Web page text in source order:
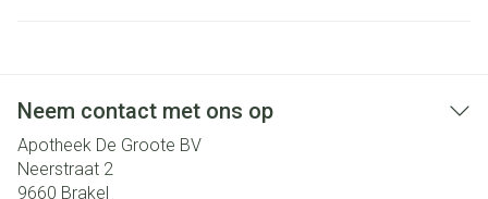
Neem contact met ons op
Apotheek De Groote BV
Neerstraat 2
9660 Brakel